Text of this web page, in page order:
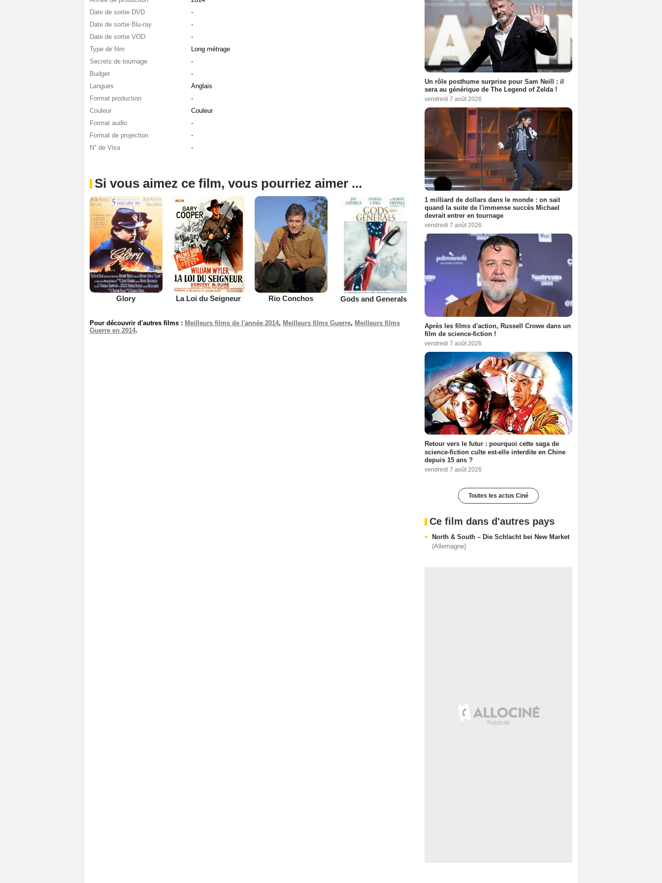
Date de sortie DVD
-
Date de sortie Blu-ray
-
Date de sortie VOD
-
Type de film
Long métrage
Secrets de tournage
-
Budget
-
Langues
Anglais
Format production
-
Couleur
Couleur
Format audio
-
Format de projection
-
N° de Visa
-
Si vous aimez ce film, vous pourriez aimer ...
Glory La Loi du Seigneur Rio Conchos Gods and Generals
Pour découvrir d'autres films : Meilleurs films de l'année 2014, Meilleurs films Guerre, Meilleurs films
Guerre en 2014.
Un rôle posthume surprise pour Sam Neill : il
sera au générique de The Legend of Zelda !
vendredi 7 août 2026
1 milliard de dollars dans le monde : on sait
quand la suite de l'immense succès Michael
devrait entrer en tournage
vendredi 7 août 2026
Après les films d'action, Russell Crowe dans un
film de science-fiction !
vendredi 7 août 2026
Retour vers le futur : pourquoi cette saga de
science-fiction culte est-elle interdite en Chine
depuis 15 ans ?
vendredi 7 août 2026
Toutes les actus Ciné
Ce film dans d'autres pays
North & South – Die Schlacht bei New Market
(Allemagne)